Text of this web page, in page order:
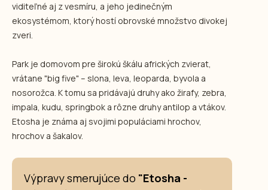
viditeľné aj z vesmíru, a jeho jedinečným
ekosystémom, ktorý hostí obrovské množstvo divokej
zveri.
Park je domovom pre širokú škálu afrických zvierat,
vrátane "big five" – slona, leva, leoparda, byvola a
nosorožca. K tomu sa pridávajú druhy ako žirafy, zebra,
impala, kudu, springbok a rôzne druhy antilop a vtákov.
Etosha je známa aj svojimi populáciami hrochov,
hrochov a šakalov.
Výpravy smerujúce do "Etosha -